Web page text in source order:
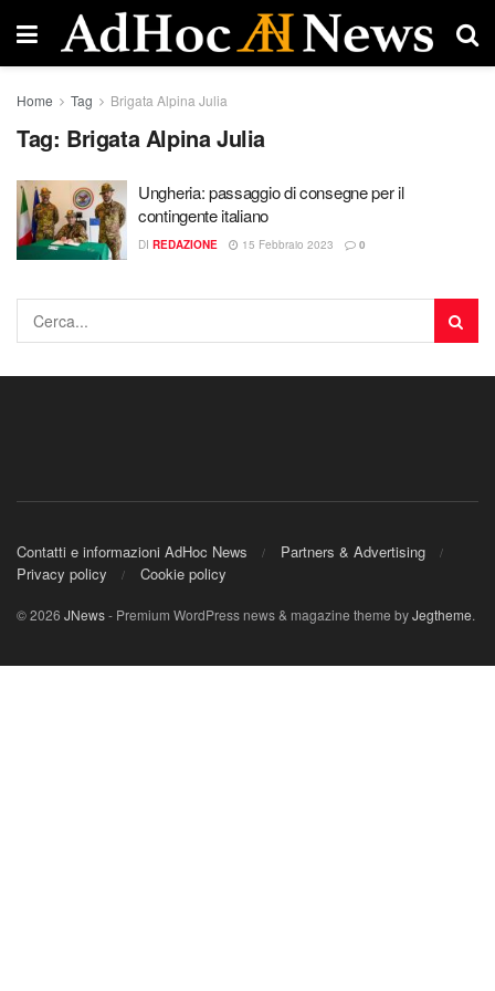
Home Tag Brigata Alpina Julia
Tag: Brigata Alpina Julia
Ungheria: passaggio di consegne per il
contingente italiano
DI REDAZIONE 15 Febbraio 2023 0
Contatti e informazioni AdHoc News
Partners & Advertising
Privacy policy
Cookie policy
© 2026 JNews- Premium WordPress news & magazine theme byJegtheme.